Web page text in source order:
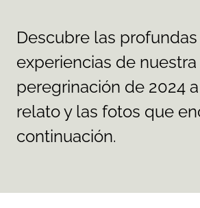
Descubre las profundas
experiencias de nuestra
peregrinación de 2024
relato y las fotos que
continuación.